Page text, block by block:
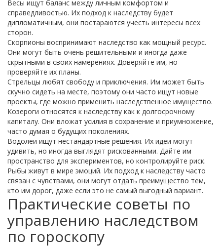
Весы ищут баланс между личным комфортом и
справедливостью. Их подход к наследству будет
дипломатичным, они постараются учесть интересы всех
сторон.
Скорпионы воспринимают наследство как мощный ресурс.
Они могут быть очень решительными и иногда даже
скрытными в своих намерениях. Доверяйте им, но
проверяйте их планы.
Стрельцы любят свободу и приключения. Им может быть
скучно сидеть на месте, поэтому они часто ищут новые
проекты, где можно применить наследственное имущество.
Козероги относятся к наследству как к долгосрочному
капиталу. Они вложат усилия в сохранение и приумножение,
часто думая о будущих поколениях.
Водолеи ищут нестандартные решения. Их идеи могут
удивить, но иногда выглядят рискованными. Дайте им
пространство для экспериментов, но контролируйте риск.
Рыбы живут в мире эмоций. Их подход к наследству часто
связан с чувствами, они могут отдать преимущество тем,
кто им дорог, даже если это не самый выгодный вариант.
Практические советы по
управлению наследством
по гороскопу